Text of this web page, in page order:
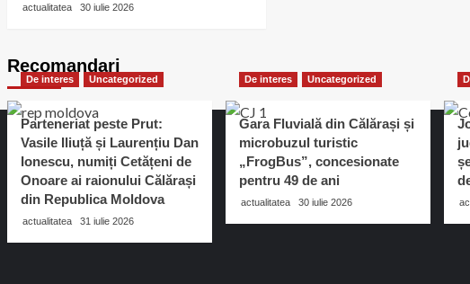
actualitatea 30 iulie 2026
Recomandari
De interes Uncategorized
Parteneriat peste Prut:
Vasile Iliuță și Laurențiu Dan
Ionescu, numiți Cetățeni de
Onoare ai raionului Călărași
din Republica Moldova
actualitatea 31 iulie 2026
De interes Uncategorized
Gara Fluvială din Călărași și
microbuzul turistic
„FrogBus”, concesionate
pentru 49 de ani
actualitatea 30 iulie 2026